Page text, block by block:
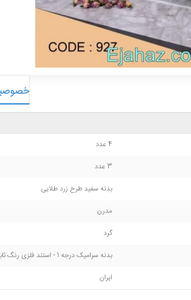
4 عدد
3 عدد
بدنه سفید طرح زرد طلایی
مدرن
گرد
بدنه سرامیک درجه 1 - استند فلزی رنگ ثابت
ایران